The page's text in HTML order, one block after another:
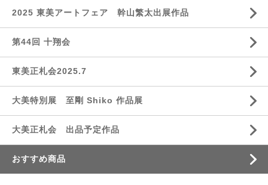
2025 東美アートフェア 幹山繁太出展作品
第44回 十翔会
東美正札会2025.7
大美特別展 至剛 Shiko 作品展
大美正札会 出品予定作品
おすすめ商品